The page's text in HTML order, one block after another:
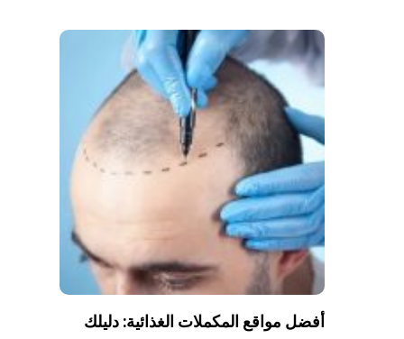
أفضل مواقع المكملات الغذائية: دليلك